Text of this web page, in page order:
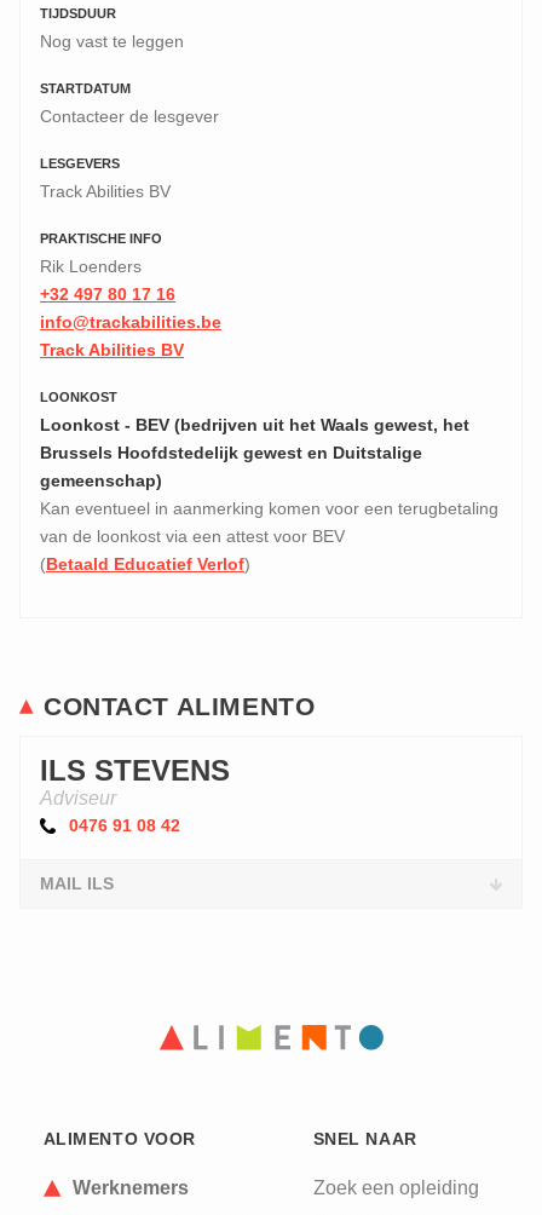
TIJDSDUUR
Nog vast te leggen
STARTDATUM
Contacteer de lesgever
LESGEVERS
Track Abilities BV
PRAKTISCHE INFO
Rik Loenders
+32 497 80 17 16
info@trackabilities.be
Track Abilities BV
LOONKOST
Loonkost - BEV (bedrijven uit het Waals gewest, het
Brussels Hoofdstedelijk gewest en Duitstalige
gemeenschap)
Kan eventueel in aanmerking komen voor een terugbetaling
van de loonkost via een attest voor BEV
(Betaald Educatief Verlof)
CONTACT ALIMENTO
ILS STEVENS
Adviseur
0476 91 08 42
MAIL ILS
ALIMENTO VOOR
Werknemers
SNEL NAAR
Zoek een opleiding